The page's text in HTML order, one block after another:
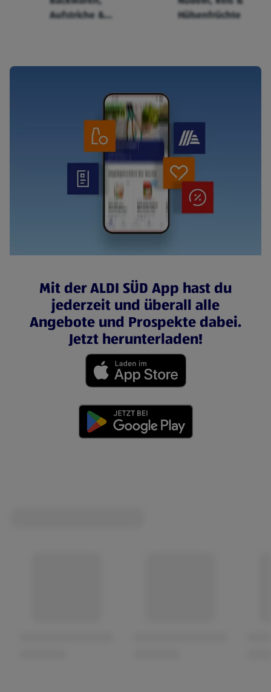
Aufstriche &
Hülsenfrüchte
Mit der ALDI SÜD App hast du
jederzeit und überall alle
Angebote und Prospekte dabei.
Jetzt herunterladen!